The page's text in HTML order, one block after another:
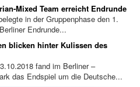
Mixed Team erreicht Endrunde
in der Gruppenphase den 1.
Endrunde...
blicken hinter Kulissen des
fand im Berliner –
das Endspiel um die Deutsche...